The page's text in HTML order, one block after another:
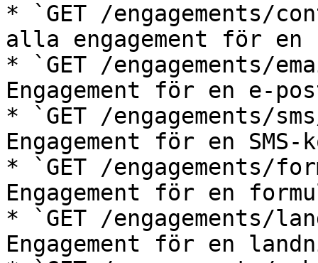
* `GET /engagements/
alla engagement för
* `GET /engagements/
Engagement för en e-
* `GET /engagements/
Engagement för en SMS-
* `GET /engagements/
Engagement för en
* `GET /engagements/
Engagement för en